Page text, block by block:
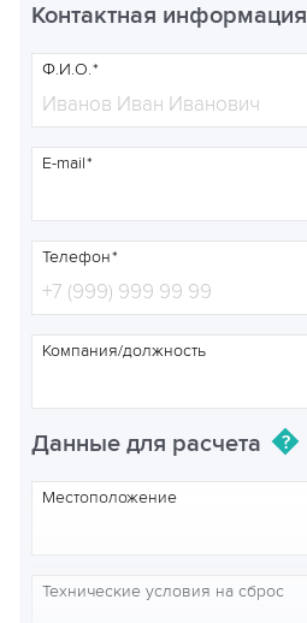
Контактная информация
Ф.И.О.
E-mail
Телефон
Компания/должность
Данные для расчета
Местоположение
Технические условия на сброс